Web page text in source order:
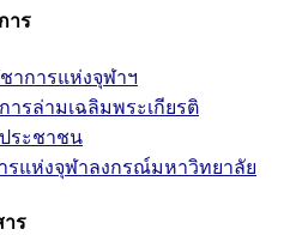
าร
าการแห่งจุฬาฯ
รล่ามเฉลิมพระเกียรติ
ระชาชน
รแห่งจุฬาลงกรณ์มหาวิทยาลัย
าร